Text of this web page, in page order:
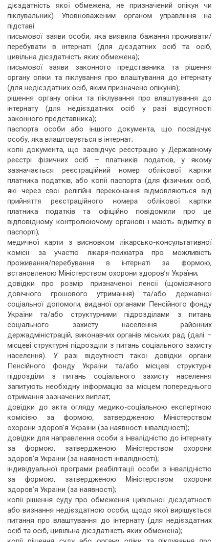
дієздатність якої обмежена, не призначений опікун чи
піклувальник) Уповноваженим органом управління на
підставі:
письмової заяви особи, яка виявила бажання проживати/
перебувати в інтернаті (для дієздатних осіб та осіб,
цивільна дієздатність яких обмежена);
письмової заяви законного представника та рішення
органу опіки та піклування про влаштування до інтернату
(для недієздатних осіб, яким призначено опікунів);
рішення органу опіки та піклування про влаштування до
інтернату (для недієздатних осіб у разі відсутності
законного представника);
паспорта особи або іншого документа, що посвідчує
особу, яка влаштовується в інтернат;
копії документа, що засвідчує реєстрацію у Державному
реєстрі фізичних осіб – платників податків, у якому
зазначається реєстраційний номер облікової картки
платника податків, або копії паспорта (для фізичних осіб,
які через свої релігійні переконання відмовляються від
прийняття реєстраційного номера облікової картки
платника податків та офіційно повідомили про це
відповідному контролюючому органові і мають відмітку в
паспорті);
медичної карти з висновком лікарсько-консультативної
комісії за участю лікаря-психіатра про можливість
проживання/перебування в інтернаті за формою,
встановленою Міністерством охорони здоров’я України;
довідки про розмір призначеної пенсії (щомісячного
довічного грошового утримання) та/або державної
соціальної допомоги, виданої органами Пенсійного фонду
України та/або структурними підрозділами з питань
соціального захисту населення районних
держадміністрацій, виконавчих органів міських рад (далі –
місцеві структурні підрозділи з питань соціального захисту
населення). У разі відсутності такої довідки органи
Пенсійного фонду України та/або місцеві структурні
підрозділи з питань соціального захисту населення
запитують необхідну інформацію за місцем попереднього
отримання зазначених виплат;
довідки до акта огляду медико-соціальною експертною
комісією за формою, затвердженою Міністерством
охорони здоров’я України (за наявності інвалідності);
довідки для направлення особи з інвалідністю до інтернату
за формою, затвердженою Міністерством охорони
здоров’я України (за наявності інвалідності);
індивідуальної програми реабілітації особи з інвалідністю
за формою, затвердженою Міністерством охорони
здоров’я України (за наявності);
копії рішення суду про обмеження цивільної дієздатності
або визнання недієздатною особи, щодо якої вирішується
питання про влаштування до інтернату (для недієздатних
осіб та осіб, цивільна дієздатність яких обмежена);